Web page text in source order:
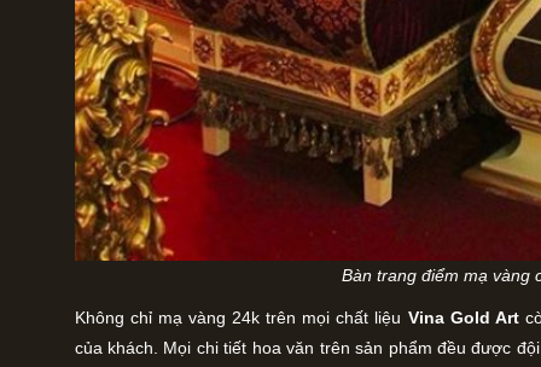
Bàn trang điểm mạ vàng
Không chỉ mạ vàng 24k trên mọi chất liệu Vina Gold Art
của khách. Mọi chi tiết hoa văn trên sản phẩm đều được